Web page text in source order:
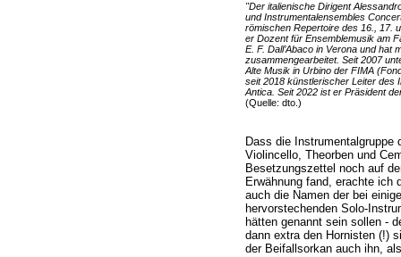
"Der italienische Dirigent
und Instrumentalensembles
römischen Repertoire des 16., 17.
er Dozent für Ensemblemusik am
E. F. Dall’Abaco in Verona und hat
zusammengearbeitet. Seit 2007
Alte Musik in Urbino der FIMA
seit 2018 künstlerischer Leiter des
Antica. Seit 2022 ist er Präsident
(Quelle: dto.)
Dass die
Violincello, Theorben und
Besetzungszettel noch auf
Erwähnung fand, erachte ich
auch die Namen der bei
hervorstechenden Solo-
hätten genannt sein sollen -
dann extra den Hornisten (!)
der Beifallsorkan auch ihn,